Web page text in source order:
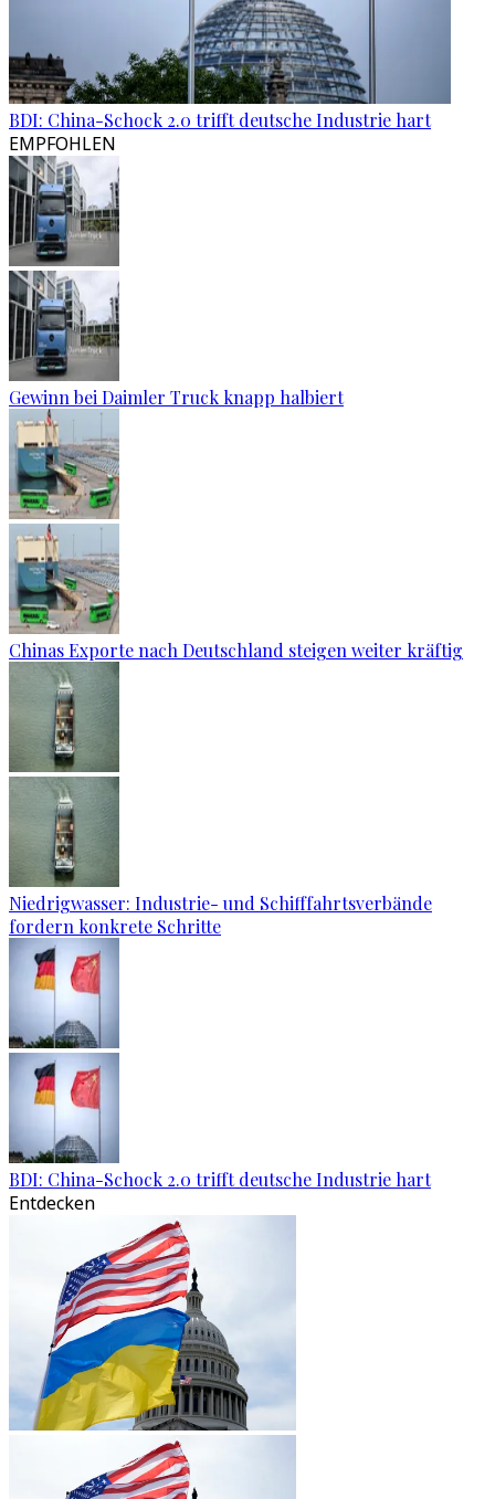
BDI: China-Schock 2.0 trifft deutsche Industrie hart
EMPFOHLEN
Gewinn bei Daimler Truck knapp halbiert
Chinas Exporte nach Deutschland steigen weiter kräftig
Niedrigwasser: Industrie- und Schifffahrtsverbände
fordern konkrete Schritte
BDI: China-Schock 2.0 trifft deutsche Industrie hart
Entdecken